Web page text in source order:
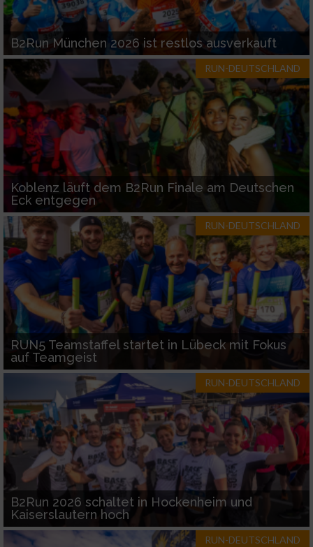
B2Run München 2026 ist restlos ausverkauft
RUN-DEUTSCHLAND
Koblenz läuft dem B2Run Finale am Deutschen
Eck entgegen
RUN-DEUTSCHLAND
RUN5 Teamstaffel startet in Lübeck mit Fokus
auf Teamgeist
RUN-DEUTSCHLAND
B2Run 2026 schaltet in Hockenheim und
Kaiserslautern hoch
RUN-DEUTSCHLAND